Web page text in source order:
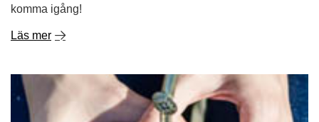
komma igång!
Läs mer